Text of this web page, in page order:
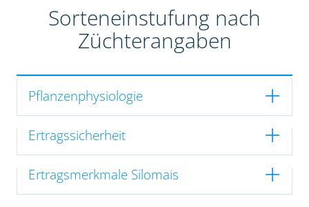
Sorteneinstufung nach
Züchterangaben
Pflanzenphysiologie
Ertragssicherheit
Ertragsmerkmale Silomais